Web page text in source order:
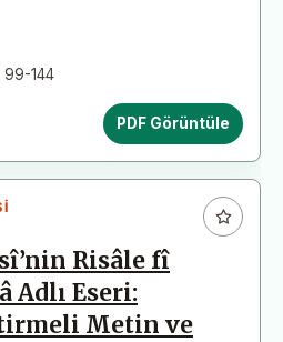
99-144
PDF Görüntüle
Risâle fî
Adlı Eseri:
Metin ve